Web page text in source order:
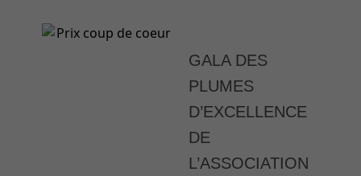
GALA DES
PLUMES
D’EXCELLENCE
DE
L’ASSOCIATION